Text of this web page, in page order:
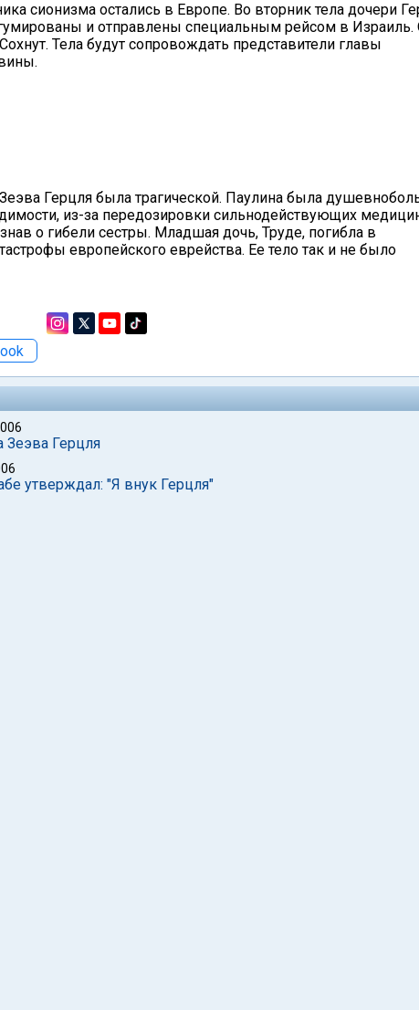
сионизма остались в Европе. Во вторник тела дочери
и отправлены специальным рейсом в Израиль.
Тела будут сопровождать представители главы
Герцля была трагической. Паулина была
из-за передозировки сильнодействующих
о гибели сестры. Младшая дочь, Труде, погибла в
европейского еврейства. Ее тело так и не было
Зеэва Герцля
утверждал: "Я внук Герцля"